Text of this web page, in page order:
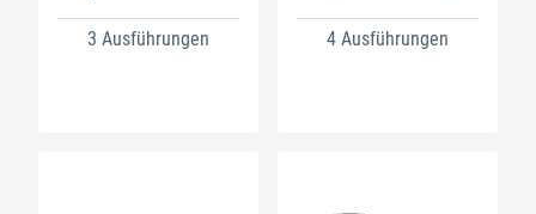
Zinkdru
3 Ausführungen
4 Ausführungen